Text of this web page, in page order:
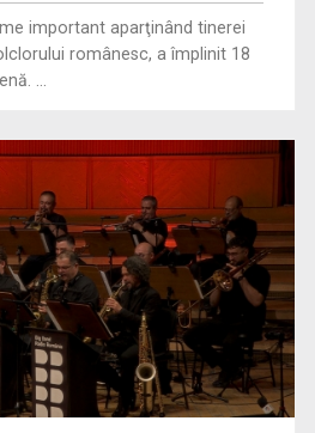
important aparţinând tinerei
românesc, a împlinit 18
...